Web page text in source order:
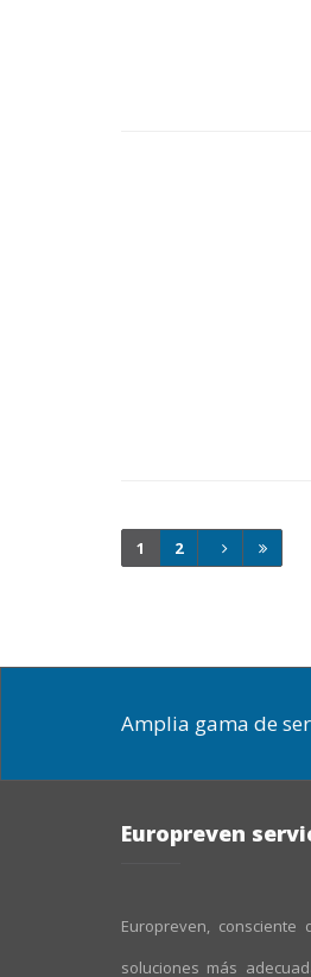
1 2
Amplia gama de
Europreven
Europreven,
soluciones más